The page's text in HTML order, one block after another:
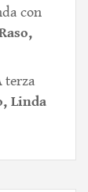
con
terza
Linda